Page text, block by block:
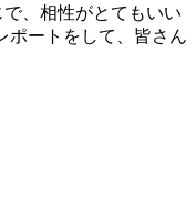
で、相性がとてもいい
ポートをして、皆さん